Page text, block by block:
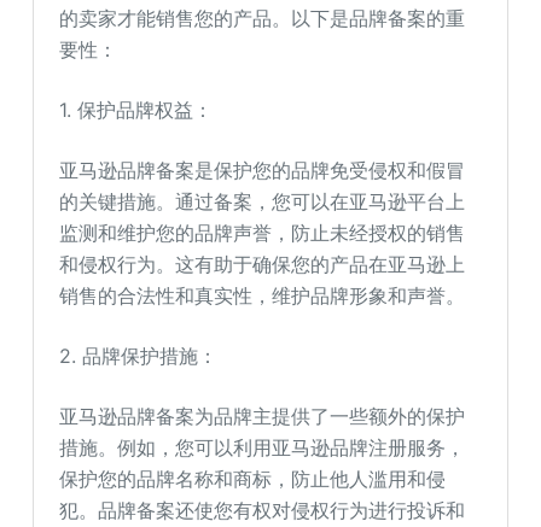
的卖家才能销售您的产品。以下是品牌备案的重
要性：
1. 保护品牌权益：
亚马逊品牌备案是保护您的品牌免受侵权和假冒
的关键措施。通过备案，您可以在亚马逊平台上
监测和维护您的品牌声誉，防止未经授权的销售
和侵权行为。这有助于确保您的产品在亚马逊上
销售的合法性和真实性，维护品牌形象和声誉。
2. 品牌保护措施：
亚马逊品牌备案为品牌主提供了一些额外的保护
措施。例如，您可以利用亚马逊品牌注册服务，
保护您的品牌名称和商标，防止他人滥用和侵
犯。品牌备案还使您有权对侵权行为进行投诉和